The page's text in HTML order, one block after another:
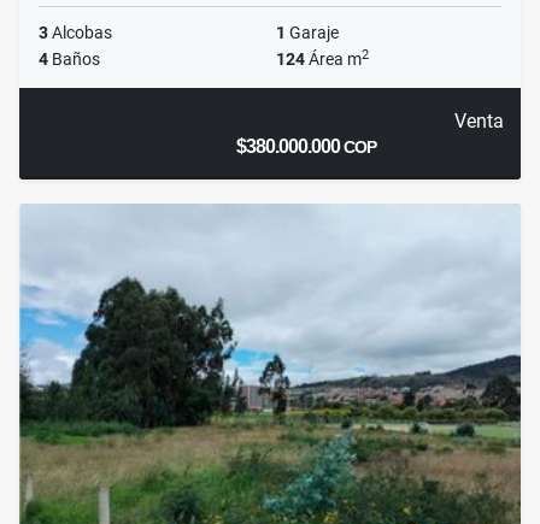
3Alcobas 1 Garaje
4 Baños 124Área m2
Venta
$380.000.000COP